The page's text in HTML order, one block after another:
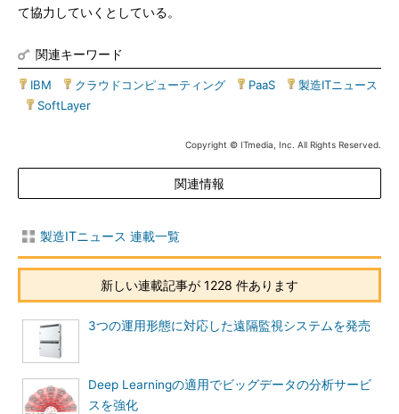
て協力していくとしている。
関連キーワード
IBM クラウドコンピューティング PaaS
製造ITニュース
SoftLayer
Copyright © ITmedia, Inc. All Rights Reserved.
関連情報
製造ITニュース 連載一覧
新しい連載記事が 1228 件あります
3つの運用形態に対応した遠隔監視システムを発売
Deep Learningの適用でビッグデータの分析サービ
スを強化